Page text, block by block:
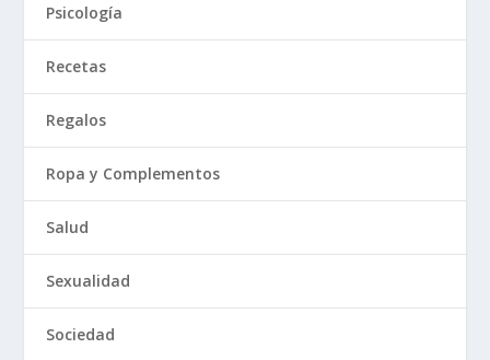
Psicología
Recetas
Regalos
Ropa y Complementos
Salud
Sexualidad
Sociedad